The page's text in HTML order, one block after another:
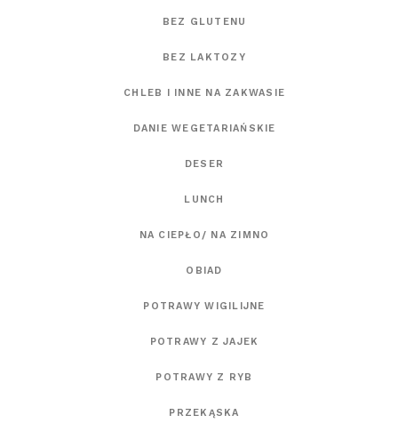
BEZ GLUTENU
BEZ LAKTOZY
CHLEB I INNE NA ZAKWASIE
DANIE WEGETARIAŃSKIE
DESER
LUNCH
NA CIEPŁO/ NA ZIMNO
OBIAD
POTRAWY WIGILIJNE
POTRAWY Z JAJEK
POTRAWY Z RYB
PRZEKĄSKA